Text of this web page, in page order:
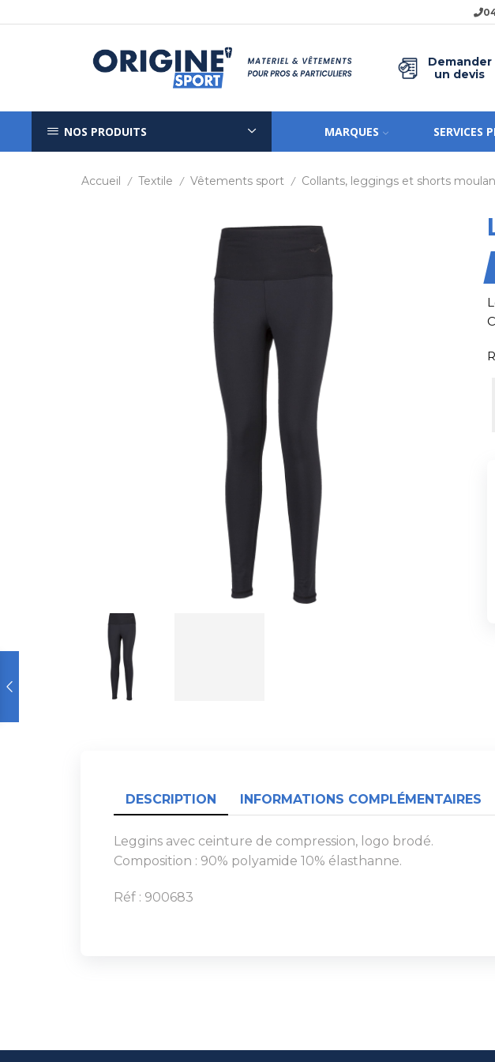
Demander
un devis
NOS PRODUITS MARQUES SERVICES
Accueil / Textile / Vêtements sport / Collants, leggings et shorts
DESCRIPTION INFORMATIONS COMPLÉMENTAIRES
Leggins avec ceinture de compression, logo brodé.
Composition : 90% polyamide 10% élasthanne.
Réf : 900683